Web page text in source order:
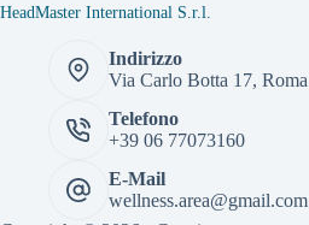
HeadMaster International S.r.l.
Indirizzo
Via Carlo Botta 17, Roma
Telefono
+39 06 77073160
E-Mail
wellness.area@gmail.com